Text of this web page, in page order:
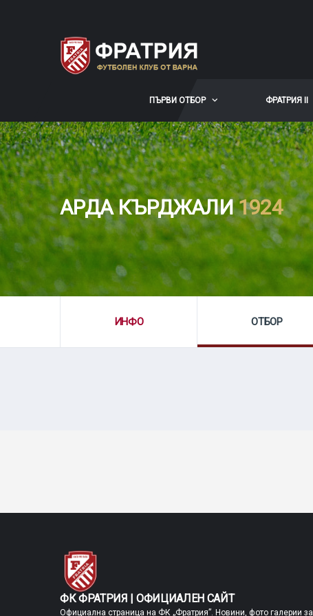
ПЪРВИ ОТБОР ФРАТРИЯ II
АРДА КЪРДЖАЛИ1924
ИНФО ОТБОР
ФК ФРАТРИЯ | ОФИЦИАЛЕН САЙТ
Официална страница на ФК „Фратрия”. Новини, фото галерии за